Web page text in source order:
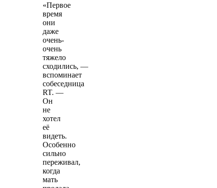
«Первое
время
они
даже
очень-
очень
тяжело
сходились, —
вспоминает
собеседница
RT. —
Он
не
хотел
её
видеть.
Особенно
сильно
переживал,
когда
мать